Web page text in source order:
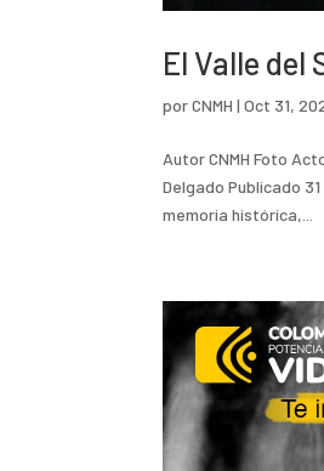
El Valle del
porCNMH |Oct 31,
Autor CNMH Foto
Delgado Publicado
memoria histórica,...